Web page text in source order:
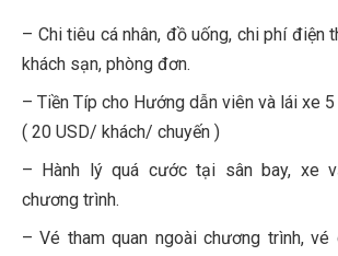
– Chi tiêu cá nhân, đồ uống, chi phí điện
khách sạn, phòng đơn.
– Tiền Típ cho Hướng dẫn viên và lái xe
( 20 USD/ khách/ chuyến )
– Hành lý quá cước tại sân bay, xe
chương trình.
– Vé tham quan ngoài chương trình,